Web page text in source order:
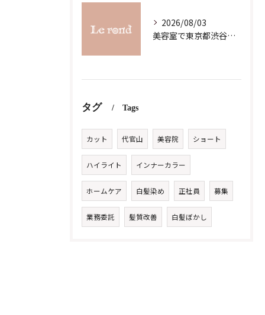
2026/08/03
美容室で東京都渋谷区代官山町のスキルアップを目指す最新ガイド
タグ Tags
カット 代官山 美容院 ショート
ハイライト インナーカラー
ホームケア 白髪染め 正社員 募集
業務委託 髪質改善 白髪ぼかし